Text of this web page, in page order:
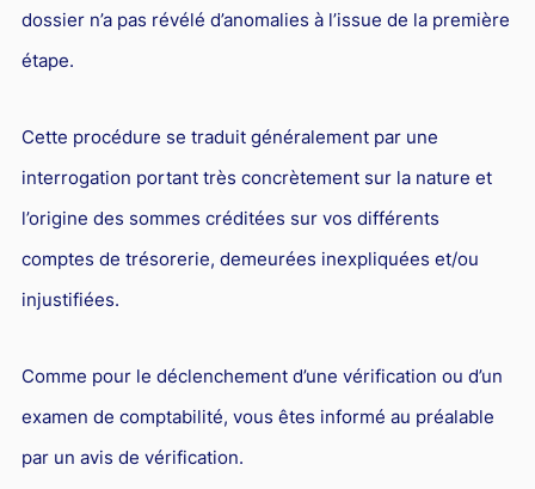
dossier n’a pas révélé d’anomalies à l’issue de la première
étape.
Cette procédure se traduit généralement par une
interrogation portant très concrètement sur la nature et
l’origine des sommes créditées sur vos différents
comptes de trésorerie, demeurées inexpliquées et/ou
injustifiées.
Comme pour le déclenchement d’une vérification ou d’un
examen de comptabilité, vous êtes informé au préalable
par un avis de vérification.